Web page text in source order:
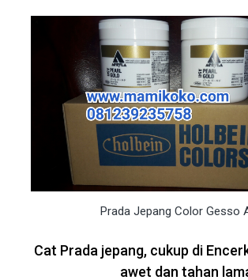
Prada Jepang Color Gesso
Cat Prada jepang, cukup di
awet dan tahan